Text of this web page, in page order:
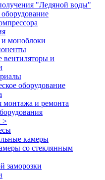
"Ледяной воды"
моноблоки
и
оборудование
монтажа и ремонта
>
камеры
со стеклянным
заморозки